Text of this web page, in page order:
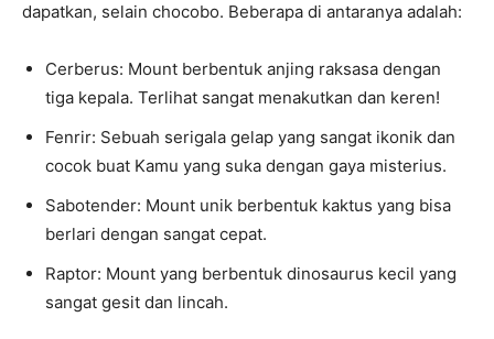
dapatkan, selain chocobo. Beberapa di antaranya adalah:
Cerberus: Mount berbentuk anjing raksasa dengan
tiga kepala. Terlihat sangat menakutkan dan keren!
Fenrir: Sebuah serigala gelap yang sangat ikonik dan
cocok buat Kamu yang suka dengan gaya misterius.
Sabotender: Mount unik berbentuk kaktus yang bisa
berlari dengan sangat cepat.
Raptor: Mount yang berbentuk dinosaurus kecil yang
sangat gesit dan lincah.